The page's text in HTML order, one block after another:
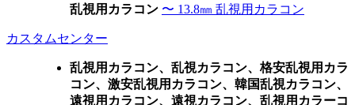
乱視用カラコン 〜 13.8㎜ 乱視用カラコン
カスタムセンター
乱視用カラコン、乱視カラコン、格安乱視用カラ
コン、激安乱視用カラコン、韓国乱視カラコン、
遠視用カラコン、遠視カラコン、乱視用カラーコ